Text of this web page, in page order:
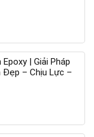
| Giải Pháp
Đẹp – Chịu Lực –